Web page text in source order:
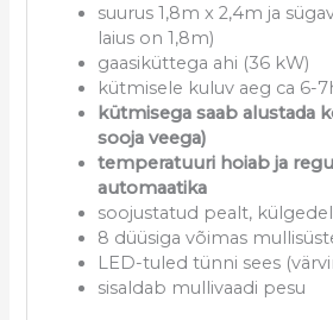
suurus 1,8m x 2,4m ja
laius on 1,8m)
gaasiküttega ahi (36 kW)
kütmisele kuluv aeg ca 6-
kütmisega saab alustada
sooja veega)
temperatuuri hoiab ja
automaatika
soojustatud pealt,
8 düüsiga võimas
LED-tuled tünni sees
sisaldab mullivaadi pesu